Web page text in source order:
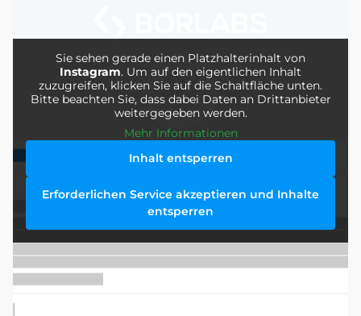
Sie sehen gerade einen Platzhalterinhalt von
Instagram. Um auf den eigentlichen Inhalt
zuzugreifen, klicken Sie auf die Schaltfläche unten.
Bitte beachten Sie, dass dabei Daten an Drittanbieter
weitergegeben werden.
Mehr Informationen
Inhalt entsperren
Erforderlichen Service akzeptieren und Inhalte
entsperren